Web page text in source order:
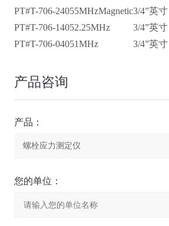
PT#T-706-24055MHzMagnetic3/4”英寸
PT#T-706-14052.25MHz
3/4”英寸
PT#T-706-04051MHz 3/4”英寸
产品咨询
产品：
您的单位：